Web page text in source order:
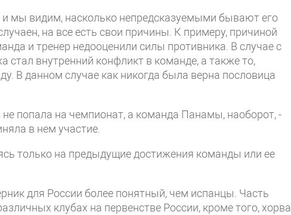
и мы видим, насколько непредсказуемыми бывают его
на все есть свои причины. К примеру, причиной
и тренер недооценили силы противника. В случае с
стал внутренний конфликт в команде, а также то,
В данном случае как никогда была верна пословица
попала на чемпионат, а команда Панамы, наоборот, -
в нем участие.
только на предыдущие достижения команды или ее
для России более понятный, чем испанцы. Часть
клубах на первенстве России, кроме того,